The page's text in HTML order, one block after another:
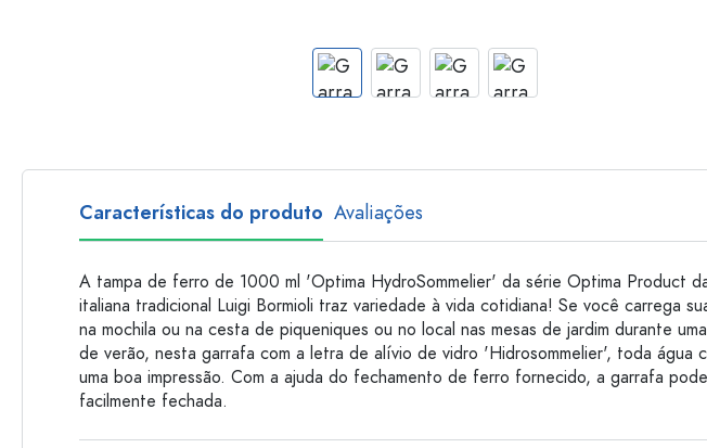
Características do produto Avaliações
A tampa de ferro de 1000 ml 'Optima HydroSommelier' da série Optima Product
italiana tradicional Luigi Bormioli traz variedade à vida cotidiana! Se você carrega
na mochila ou na cesta de piqueniques ou no local nas mesas de jardim durante
de verão, nesta garrafa com a letra de alívio de vidro 'Hidrosommelier', toda água
uma boa impressão. Com a ajuda do fechamento de ferro fornecido, a garrafa
facilmente fechada.